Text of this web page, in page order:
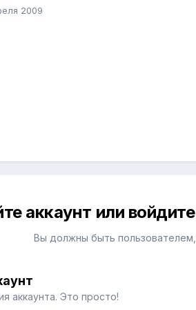
2009
аккаунт или
Вы должны быть
аккаунта. Это просто!